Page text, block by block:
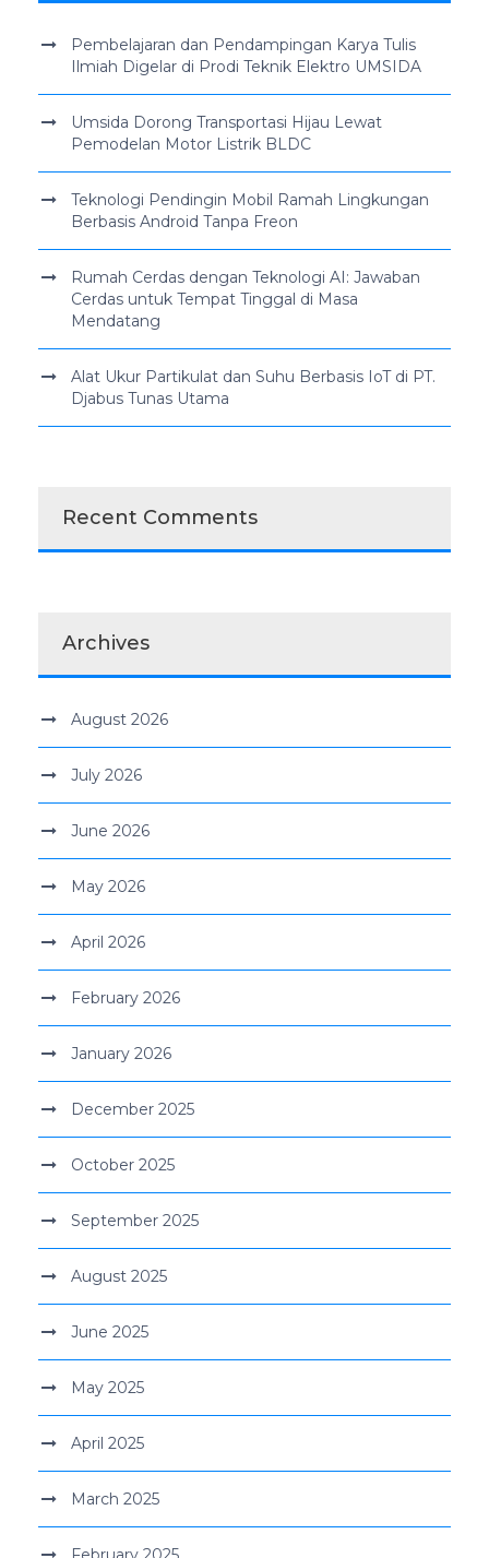
Pembelajaran dan Pendampingan Karya Tulis
Ilmiah Digelar di Prodi Teknik Elektro UMSIDA
Umsida Dorong Transportasi Hijau Lewat
Pemodelan Motor Listrik BLDC
Teknologi Pendingin Mobil Ramah Lingkungan
Berbasis Android Tanpa Freon
Rumah Cerdas dengan Teknologi AI: Jawaban
Cerdas untuk Tempat Tinggal di Masa
Mendatang
Alat Ukur Partikulat dan Suhu Berbasis IoT di PT.
Djabus Tunas Utama
Recent Comments
Archives
August 2026
July 2026
June 2026
May 2026
April 2026
February 2026
January 2026
December 2025
October 2025
September 2025
August 2025
June 2025
May 2025
April 2025
March 2025